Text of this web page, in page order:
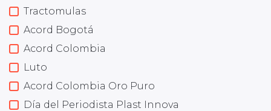
Tractomulas
Acord Bogotá
Acord Colombia
Luto
Acord Colombia Oro Puro
Día del Periodista Plast Innova